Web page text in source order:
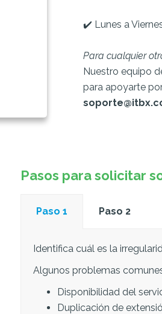
✔️ Lunes a
Para cualquier
Nuestro equipo
para apoyarte
Pasos para solicitar
Paso 1 Paso 2
Identifica cuál es la
Algunos problemas
Disponibilidad del
Duplicación de